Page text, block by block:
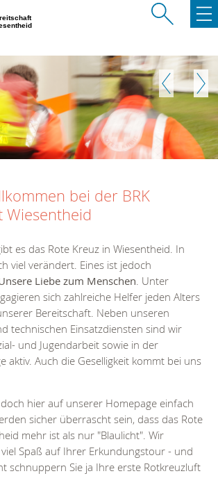
Zurück
bei der BRK
Wiesentheid
es das Rote Kreuz in Wiesentheid. In
viel verändert. Eines ist jedoch
Liebe zum Menschen . Unter
sich zahlreiche Helfer jeden Alters
Bereitschaft. Neben unseren
technischen Einsatzdiensten sind wir
und Jugendarbeit sowie in der
aktiv. Auch die Geselligkeit kommt bei uns
doch hier auf unserer Homepage einfach
sicher überrascht sein, dass das Rote
mehr ist als nur "Blaulicht". Wir
Spaß auf Ihrer Erkundungstour - und
schnuppern Sie ja Ihre erste Rotkreuzluft